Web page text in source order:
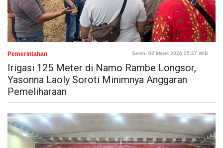
Pemerintahan Senin, 02 Maret 2026 05:27 WIB
Irigasi 125 Meter di Namo Rambe Longsor,
Yasonna Laoly Soroti Minimnya Anggaran
Pemeliharaan